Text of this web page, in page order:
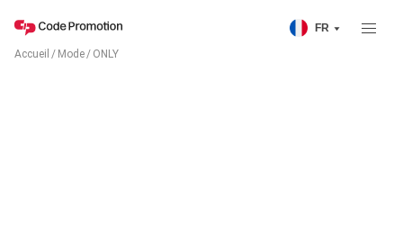
FR
Accueil / Mode/ ONLY